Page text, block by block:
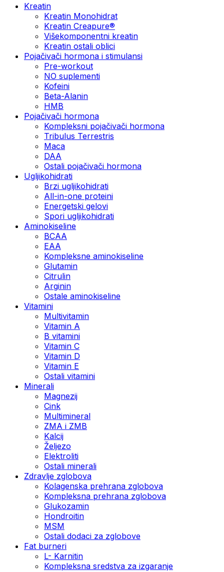
Kreatin
Kreatin Monohidrat
Kreatin Creapure®
Višekomponentni kreatin
Kreatin ostali oblici
Pojačivači hormona i stimulansi
Pre-workout
NO suplementi
Kofeini
Beta-Alanin
HMB
Pojačivači hormona
Kompleksni pojačivači hormona
Tribulus Terrestris
Maca
DAA
Ostali pojačivači hormona
Ugljikohidrati
Brzi ugljikohidrati
All-in-one proteini
Energetski gelovi
Spori ugljikohidrati
Aminokiseline
BCAA
EAA
Kompleksne aminokiseline
Glutamin
Citrulin
Arginin
Ostale aminokiseline
Vitamini
Multivitamin
Vitamin A
B vitamini
Vitamin C
Vitamin D
Vitamin E
Ostali vitamini
Minerali
Magnezij
Cink
Multimineral
ZMA i ZMB
Kalcij
Željezo
Elektroliti
Ostali minerali
Zdravlje zglobova
Kolagenska prehrana zglobova
Kompleksna prehrana zglobova
Glukozamin
Hondroitin
MSM
Ostali dodaci za zglobove
Fat burneri
L- Karnitin
Kompleksna sredstva za izgaranje